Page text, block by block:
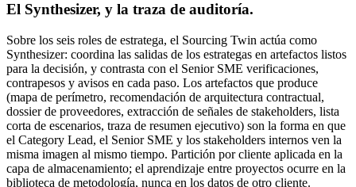
El Synthesizer, y la traza de auditoría.
Sobre los seis roles de estratega, el Sourcing Twin actúa como
Synthesizer: coordina las salidas de los estrategas en artefactos listos
para la decisión, y contrasta con el Senior SME verificaciones,
contrapesos y avisos en cada paso. Los artefactos que produce
(mapa de perímetro, recomendación de arquitectura contractual,
dossier de proveedores, extracción de señales de stakeholders, lista
corta de escenarios, traza de resumen ejecutivo) son la forma en que
el Category Lead, el Senior SME y los stakeholders internos ven la
misma imagen al mismo tiempo. Partición por cliente aplicada en la
capa de almacenamiento; el aprendizaje entre proyectos ocurre en la
biblioteca de metodología, nunca en los datos de otro cliente.